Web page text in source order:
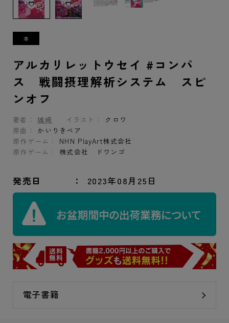
アルカリレットウセイ #コンパ
ス 戦闘摂理解析システム スピ
ンオフ
著者： 城崎 イラスト：
クロワ
原曲：
かいりきベア
原作ゲーム：
NHN PlayArt株式会社
原作ゲーム：
株式会社 ドワンゴ
発売日 2023年08月25日
電子書籍